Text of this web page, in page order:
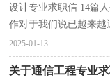
设计专业求职信 14篇
作对于我们说已越来
职信要如何写吗？下面
2025-01-13
关于通信工程专业